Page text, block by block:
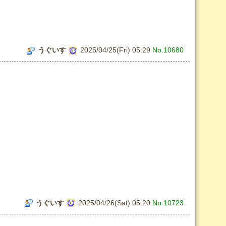
うぐいす 2025/04/25(Fri) 05:29 No.10680
うぐいす 2025/04/26(Sat) 05:20 No.10723